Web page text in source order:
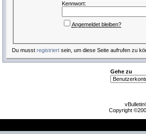
Kennwort:
Angemeldet bleiben?
Du musst registriertsein, um diese Seite aufrufen zu
Gehe zu
Copyright